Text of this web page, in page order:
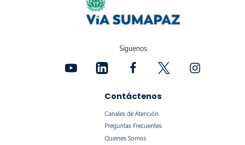
Síguenos
Contáctenos
Canales de Atención
Preguntas Frecuentes
Quienes Somos